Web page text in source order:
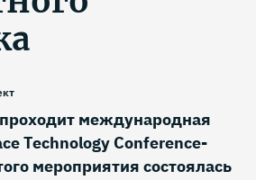
международная
Technology Conference-
мероприятия состоялась